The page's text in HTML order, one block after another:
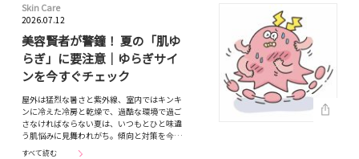
Skin Care
2026.07.12
美容賢者が警鐘！ 夏の「肌ゆ
らぎ」に要注意｜ゆらぎサイ
ンを今すぐチェック
屋外は猛烈な暑さと紫外線、室内ではキンキ
ンに冷えた冷房と乾燥で、過酷な環境で過ご
さなければならない夏は、いつもとひと味違
う肌悩みに見舞われがち。傾向と対策を今…
すべて読む